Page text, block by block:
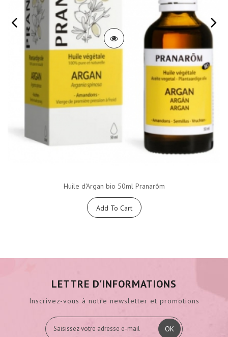
Huile d'Argan bio 50ml Pranarôm
Add To Cart
LETTRE D'INFORMATIONS
Inscrivez-vous à notre newsletter et promotions
OK